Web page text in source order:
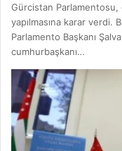
Gürcistan Parlamentosu,
yapılmasına karar verdi.
Parlamento Başkanı
cumhurbaşkanı…